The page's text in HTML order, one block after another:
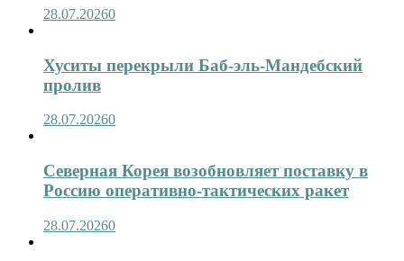
28.07.20260
Хуситы перекрыли Баб-эль-Мандебский
пролив
28.07.20260
Северная Корея возобновляет поставку в
Россию оперативно-тактических ракет
28.07.20260